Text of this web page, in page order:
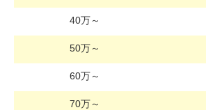
40万～
50万～
60万～
70万～